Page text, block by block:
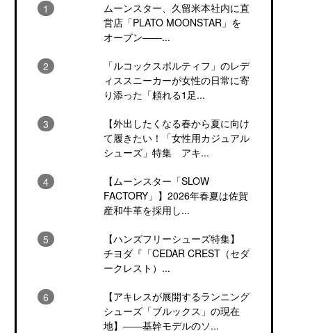
ムーンスター、久留米本社内に直
営店「PLATO MOONSTAR」を
オープン――...
「ルコックスポルティフ」のレデ
ィススニーカーが女性の日常に寄
り添った「頼れる1足...
【外出したくなる春から夏に向け
て履きたい！「女性用カジュアル
シューズ」特集 アキ...
【ムーンスター「SLOW
FACTORY」】2026年春夏は佐賀
産和牛革を採用し...
【ハンズフリーシューズ特集】
チヨダ『「CEDAR CREST（セダ
ークレスト）...
【アキレスが展開するランニング
シューズ「ブルックス」の現在
地】――基幹モデルのソ...